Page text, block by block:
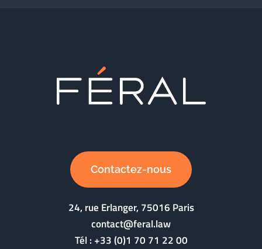
Contactez-nous
24, rue Erlanger, 75016 Paris
contact@feral.law
Tél :+33 (0)1 70 71 22 00